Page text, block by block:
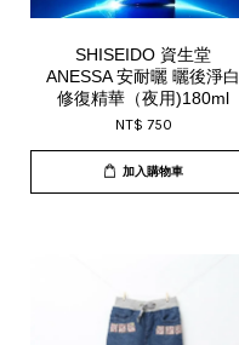
SHISEIDO 資生堂
ANESSA 安耐曬 曬後淨白
修復精華（夜用)180ml
NT$ 750
加入購物車